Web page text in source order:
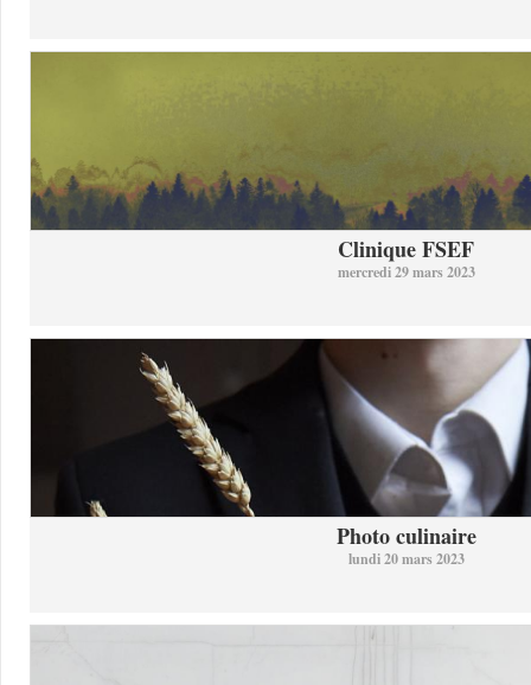
Clinique FSEF
mercredi 29 mars 2023
Photo culinaire
lundi 20 mars 2023